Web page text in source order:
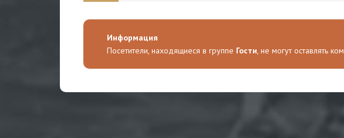
Информация
Посетители, находящиеся в группе Гости, не могут оставлять